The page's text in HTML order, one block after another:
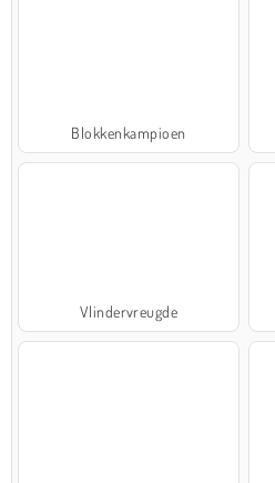
Blokkenkampioen
Vlindervreugde